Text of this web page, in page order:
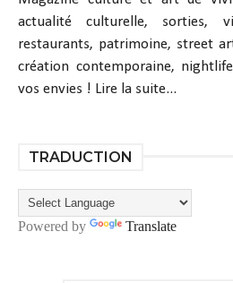
actualité culturelle, sorties,
restaurants, patrimoine, street
création contemporaine,
vos envies ! Lire la suite...
TRADUCTION
Powered by Translate